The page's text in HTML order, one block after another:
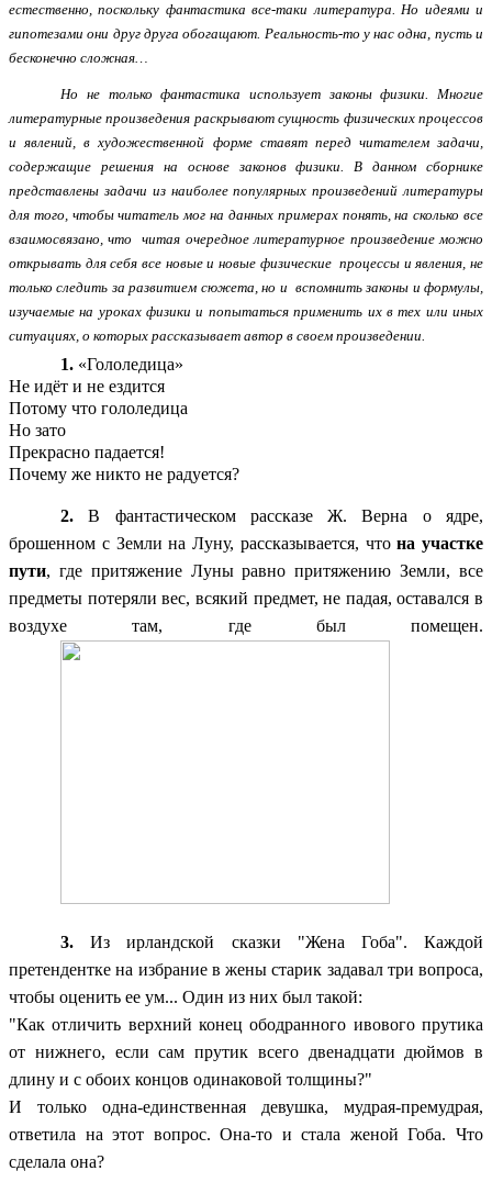
естественно, поскольку фантастика все-таки литература. Но идеями и
гипотезами они друг друга обогащают. Реальность-то у нас одна, пусть и
бесконечно сложная…
Но не только фантастика использует законы физики. Многие
литературные произведения раскрывают сущность физических процессов
и явлений, в художественной форме ставят перед читателем задачи,
содержащие решения на основе законов физики. В данном сборнике
представлены задачи из наиболее популярных произведений литературы
для того, чтобы читатель мог на данных примерах понять, на сколько все
взаимосвязано, что читая очередное литературное произведение можно
открывать для себя все новые и новые физические процессы и явления, не
только следить за развитием сюжета, но и вспомнить законы и формулы,
изучаемые на уроках физики и попытаться применить их в тех или иных
ситуациях, о которых рассказывает автор в своем произведении.
1. «Гололедица»
Не идёт и не ездится
Потому что гололедица
Но зато
Прекрасно падается!
Почему же никто не радуется?
2. В фантастическом рассказе Ж. Верна о ядре,
брошенном с Земли на Луну, рассказывается, чтона участке
пути, где притяжение Луны равно притяжению Земли, все
предметы потеряли вес, всякий предмет, не падая, оставался в
воздухе там, где был помещен.
3. Из ирландской сказки "Жена Гоба". Каждой
претендентке на избрание в жены старик задавал три вопроса,
чтобы оценить ее ум... Один из них был такой:
"Как отличить верхний конец ободранного ивового прутика
от нижнего, если сам прутик всего двенадцати дюймов в
длину и с обоих концов одинаковой толщины?"
И только одна-единственная девушка, мудрая-премудрая,
ответила на этот вопрос. Она-то и стала женой Гоба. Что
сделала она?